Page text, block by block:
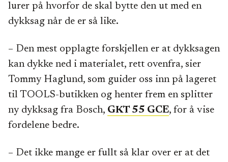
lurer på hvorfor de skal bytte den ut med en
dykksag når de er så like.
– Den mest opplagte forskjellen er at dykksagen
kan dykke ned i materialet, rett ovenfra, sier
Tommy Haglund, som guider oss inn på lageret
til TOOLS-butikken og henter frem en splitter
ny dykksag fra Bosch, GKT 55 GCE, for å vise
fordelene bedre.
– Det ikke mange er fullt så klar over er at det